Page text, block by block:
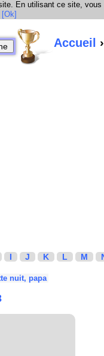
En utilisant ce site, vous
[Ok]
Accueil
I J K L M
nuit, papa